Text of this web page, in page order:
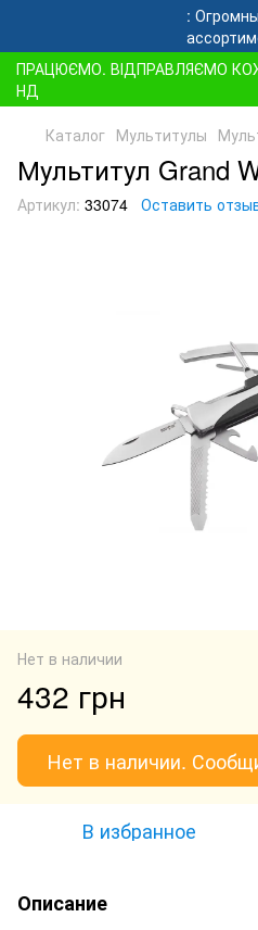
ПРАЦЮЄМО. ВІДПРАВЛЯЄМО
НД
Каталог Мультитулы
Мультитул Grand
Артикул: 33074 Оставить
Нет в наличии
432 грн
Нет в наличии.
В избранное
Описание